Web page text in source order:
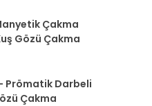
Çakma
Gözü Çakma
Prömatik Darbeli
Çakma